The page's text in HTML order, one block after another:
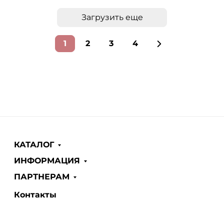
Загрузить еще
1 2 3 4
КАТАЛОГ
ИНФОРМАЦИЯ
ПАРТНЕРАМ
Контакты